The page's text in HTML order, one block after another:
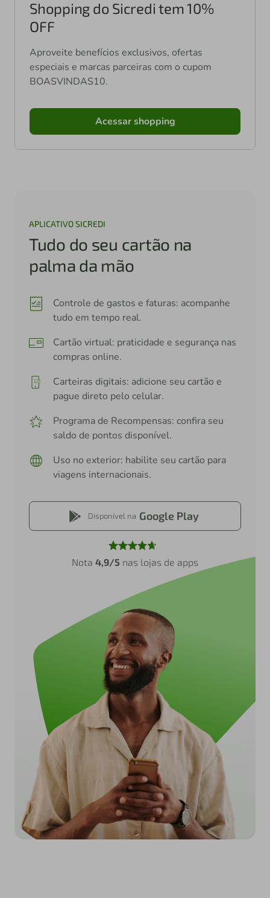
Shopping do Sicredi tem 10%
OFF
Aproveite benefícios exclusivos, ofertas
especiais e marcas parceiras com o cupom
BOASVINDAS10.
Acessar shopping
APLICATIVO SICREDI
Tudo do seu cartão na
palma da mão
Controle de gastos e faturas: acompanhe
tudo em tempo real.
Cartão virtual: praticidade e segurança nas
compras online.
Carteiras digitais: adicione seu cartão e
pague direto pelo celular.
Programa de Recompensas: confira seu
saldo de pontos disponível.
Uso no exterior: habilite seu cartão para
viagens internacionais.
Disponível na Google Play
Nota 4,9/5 nas lojas de apps